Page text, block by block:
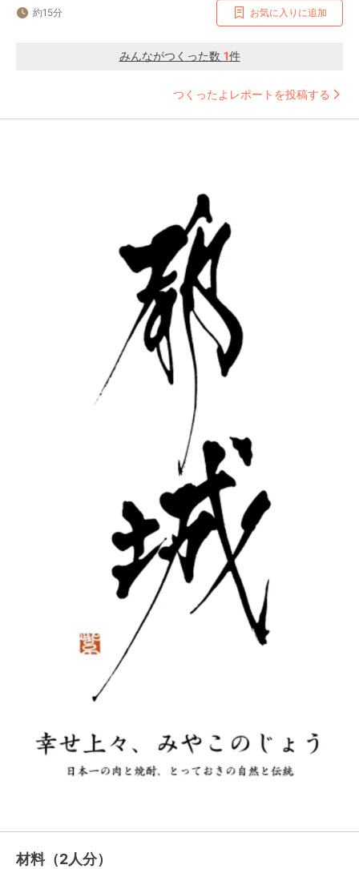
約15分 お気に入りに追加
みんながつくった数 1件
つくったよレポートを投稿する
材料（2人分）